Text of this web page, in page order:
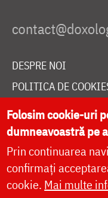
DESPRE NOI
POLITICA DE
DONEAZĂ ONLINE
LIVE
Folosim cookie-uri
dumneavoastră pe
Prin continuarea
confirmați
cookie. Mai multe